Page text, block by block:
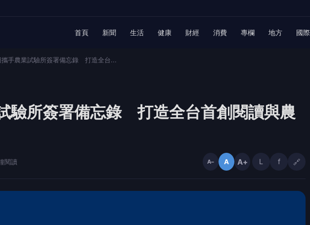
首頁 新聞 生活 健康 財經 消費 專欄 地方 國際
攜手農業試驗所簽署備忘錄 打造全台...
驗所簽署備忘錄 打造全台首創閱讀與農
閱讀 A− A A+ L f 🔗